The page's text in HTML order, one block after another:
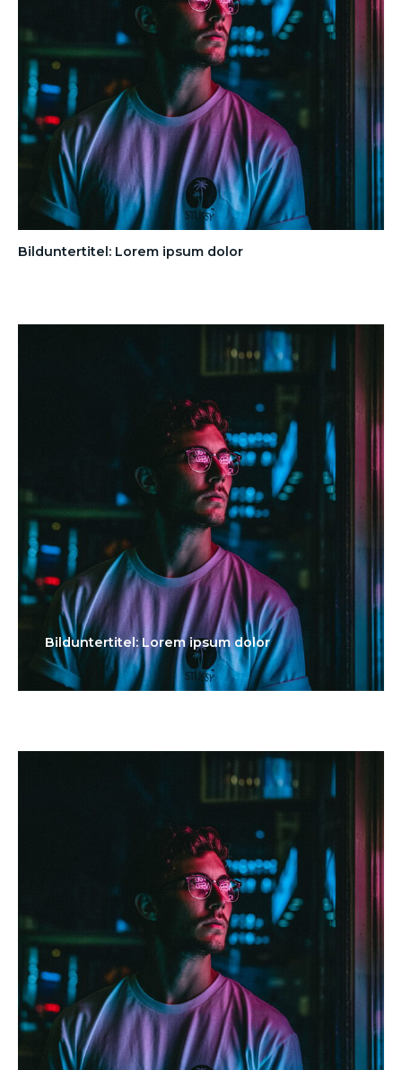
Bilduntertitel: Lorem ipsum dolor
Bilduntertitel: Lorem ipsum dolor